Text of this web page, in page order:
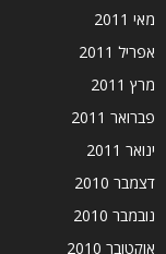
מאי 2011
אפריל 2011
מרץ 2011
פברואר 2011
ינואר 2011
דצמבר 2010
נובמבר 2010
אוקטובר 2010